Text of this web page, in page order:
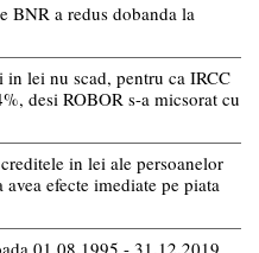
BNR a redus dobanda la
lei nu scad, pentru ca IRCC
desi ROBOR s-a micsorat cu
in lei ale persoanelor
efecte imediate pe piata
01.08.1995 - 31.12.2019